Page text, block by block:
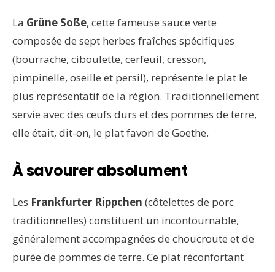
La Grüne Soße, cette fameuse sauce verte
composée de sept herbes fraîches spécifiques
(bourrache, ciboulette, cerfeuil, cresson,
pimpinelle, oseille et persil), représente le plat le
plus représentatif de la région. Traditionnellement
servie avec des œufs durs et des pommes de terre,
elle était, dit-on, le plat favori de Goethe.
À savourer absolument
Les Frankfurter Rippchen (côtelettes de porc
traditionnelles) constituent un incontournable,
généralement accompagnées de choucroute et de
purée de pommes de terre. Ce plat réconfortant